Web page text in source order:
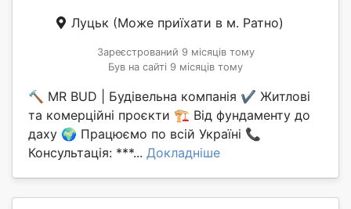
Луцьк (Може приїхати в м. Ратно)
Зареєстрований 9 місяців тому
Був на сайті 9 місяців тому
🔨 MR BUD | Будівельна компанія ✔️ Житлові
та комерційні проєкти 🏗️ Від фундаменту до
даху 🌍 Працюємо по всій Україні 📞
Консультація: ***... Докладніше